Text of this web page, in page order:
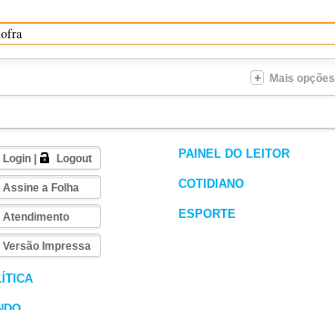
Mais opções
Login Logout
Assine a Folha
Atendimento
Versão Impressa
PAINEL DO LEITOR
COTIDIANO
ESPORTE